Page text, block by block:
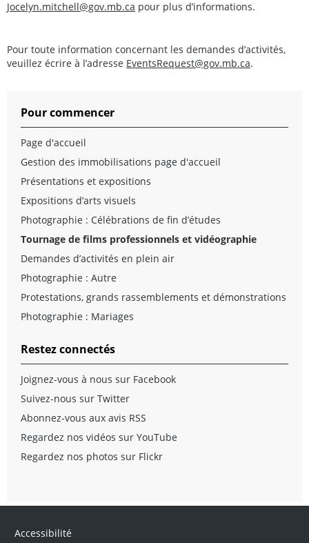
Jocelyn.mitchell@gov.mb.ca pour plus d’informations.
Pour toute information concernant les demandes d’activités,
veuillez écrire à l’adresse EventsRequest@gov.mb.ca.
Pour commencer
Page d'accueil
Gestion des immobilisations page d'accueil
Présentations et expositions
Expositions d’arts visuels
Photographie : Célébrations de fin d’études
Tournage de films professionnels et vidéographie
Demandes d’activités en plein air
Photographie : Autre
Protestations, grands rassemblements et démonstrations
Photographie : Mariages
Restez connectés
Joignez-vous à nous sur Facebook
Suivez-nous sur Twitter
Abonnez-vous aux avis RSS
Regardez nos vidéos sur YouTube
Regardez nos photos sur Flickr
Accessibilité